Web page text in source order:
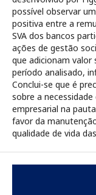
possível observar
positiva entre a
SVA dos bancos
ações de gestão
que adicionam valor
período analisado,
Conclui-se que é
sobre a
empresarial na
favor da
qualidade de vida